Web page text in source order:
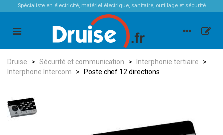
Spécialiste en électricité, matériel électrique, sanitaire, outillage et sécurité
Druise > Sécurité et communication > Interphonie tertiaire
>
Interphone Intercom
> Poste chef 12 directions